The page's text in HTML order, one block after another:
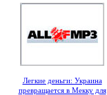
Легкие деньги: Украина
превращается в Мекку для